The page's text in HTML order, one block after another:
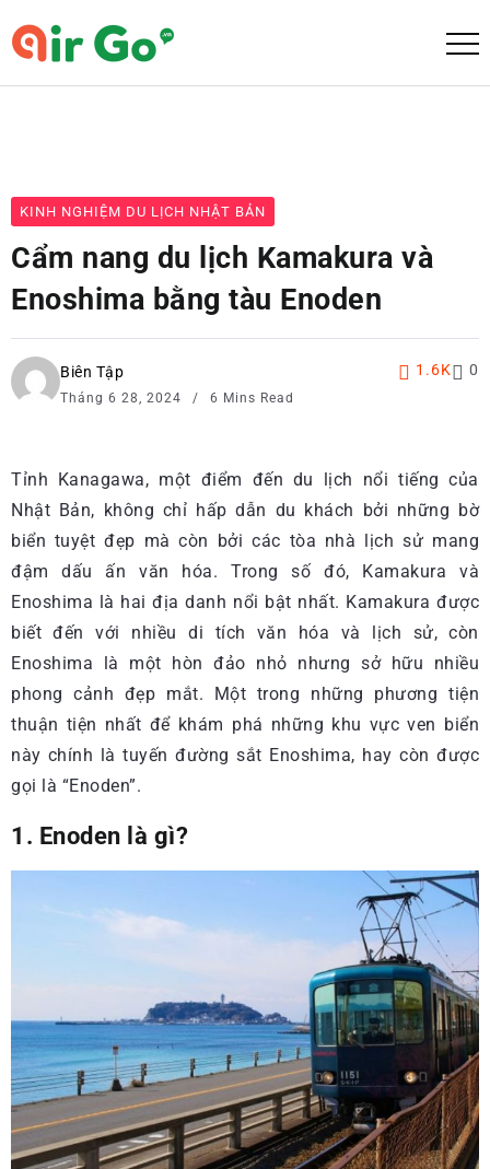
KINH NGHIỆM DU LỊCH NHẬT BẢN
Cẩm nang du lịch Kamakura và
Enoshima bằng tàu Enoden
Biên Tập
Tháng 6 28, 2024 6 Mins Read
1.6K 0
Tỉnh Kanagawa, một điểm đến du lịch nổi tiếng của
Nhật Bản, không chỉ hấp dẫn du khách bởi những bờ
biển tuyệt đẹp mà còn bởi các tòa nhà lịch sử mang
đậm dấu ấn văn hóa. Trong số đó, Kamakura và
Enoshima là hai địa danh nổi bật nhất. Kamakura được
biết đến với nhiều di tích văn hóa và lịch sử, còn
Enoshima là một hòn đảo nhỏ nhưng sở hữu nhiều
phong cảnh đẹp mắt. Một trong những phương tiện
thuận tiện nhất để khám phá những khu vực ven biển
này chính là tuyến đường sắt Enoshima, hay còn được
gọi là “Enoden”.
1. Enoden là gì?